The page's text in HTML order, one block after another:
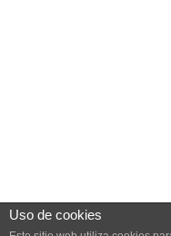
Uso de cookies